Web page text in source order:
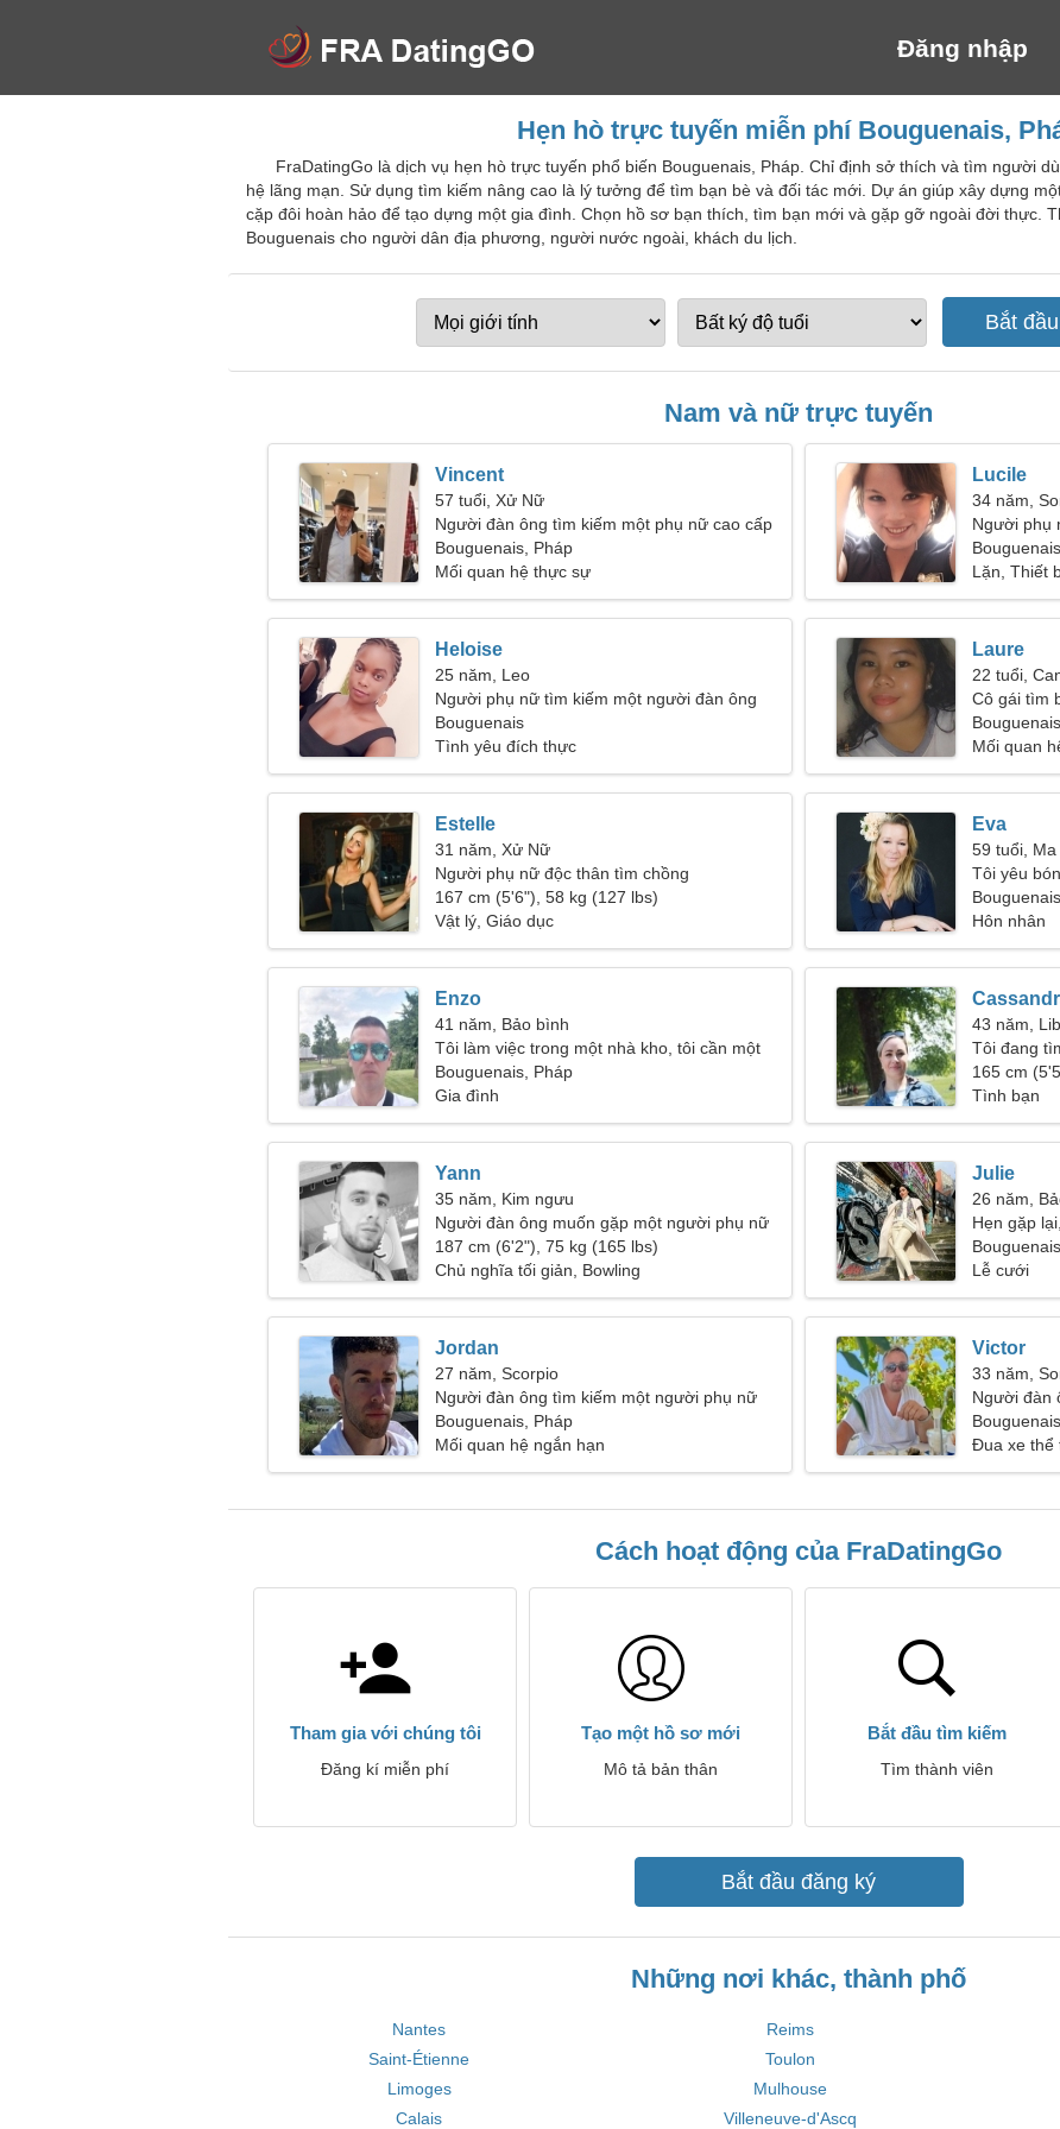
Đăng nhập
Hẹn hò trực tuyến miễn phí Bouguenais,
FraDatingGo là dịch vụ hẹn hò trực tuyến phổ biến Bouguenais, Pháp. Chỉ định sở thích và tìm người
hệ lãng mạn. Sử dụng tìm kiếm nâng cao là lý tưởng để tìm bạn bè và đối tác mới. Dự án giúp xây dựng
cặp đôi hoàn hảo để tạo dựng một gia đình. Chọn hồ sơ bạn thích, tìm bạn mới và gặp gỡ ngoài đời thực.
Bouguenais cho người dân địa phương, người nước ngoài, khách du lịch.
Nam và nữ trực tuyến
Vincent
57 tuổi, Xử Nữ
Người đàn ông tìm kiếm một phụ nữ cao cấp
Bouguenais, Pháp
Mối quan hệ thực sự
Lucile
34 năm,
Người phụ
41
Bouguenais
Lặn, Thiết
Heloise
25 năm, Leo
Người phụ nữ tìm kiếm một người đàn ông
Bouguenais
Tình yêu đích thực
Laure
22 tuổi,
Cô gái tìm
Mối quan
Estelle
31 năm, Xử Nữ
Người phụ nữ độc thân tìm chồng
167 cm (5'6"), 58 kg (127 lbs)
Vật lý, Giáo dục
Eva
59 tuổi, Ma
Tôi yêu
Bouguenais
Hôn nhân
Enzo
41 năm, Bảo bình
Tôi làm việc trong một nhà kho, tôi cần một
người phụ nữ mát mẻ
Bouguenais, Pháp
Gia đình
43 năm,
Tôi đang
khiêu vũ
165 cm
Tình bạn
Yann
35 năm, Kim ngưu
Người đàn ông muốn gặp một người phụ nữ
27-33
187 cm (6'2"), 75 kg (165 lbs)
Chủ nghĩa tối giản, Bowling
Julie
26 năm,
Hẹn gặp
miệng
Bouguenais
Lễ cưới
Jordan
27 năm, Scorpio
Người đàn ông tìm kiếm một người phụ nữ
Bouguenais, Pháp
Mối quan hệ ngắn hạn
Victor
33 năm,
Người đàn
Đua xe thể
Cách hoạt động của FraDatingGo
Tham gia với chúng tôi
Đăng kí miễn phí
Tạo một hồ sơ mới
Mô tả bản thân
Bắt đầu tìm kiếm
Tìm thành viên
Bắt đầu đăng ký
Những nơi khác, thành phố
Nantes Reims
Saint-Étienne
Toulon
Limoges
Mulhouse
Calais
Villeneuve-d'Ascq